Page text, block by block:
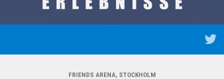
FRIENDS ARENA, STOCKHOLM